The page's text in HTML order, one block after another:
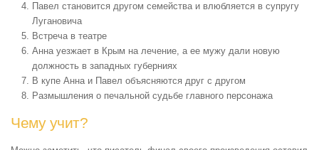
Павел становится другом семейства и влюбляется в супругу
Лугановича
Встреча в театре
Анна уезжает в Крым на лечение, а ее мужу дали новую
должность в западных губерниях
В купе Анна и Павел объясняются друг с другом
Размышления о печальной судьбе главного персонажа
Чему учит?